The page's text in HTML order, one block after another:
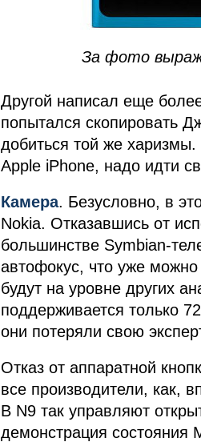
За фото
Другой написал еще
попытался скопировать
добиться той же харизмы.
Apple iPhone, надо идти
Камера. Безусловно, в
Nokia. Отказавшись от
большинстве Symbian-
автофокус, что уже
будут на уровне других
поддерживается только
они потеряли свою
Отказ от аппаратной
все производители, как,
В N9 так управляют
демонстрация состояния